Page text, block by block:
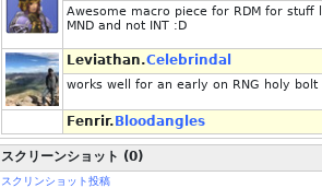
Awesome macro piece for RDM for stuff
MND and not INT :D
Leviathan.Celebrindal
works well for an early on RNG holy bolt
Fenrir. Bloodangles
スクリーンショット (0)
スクリンショット投稿